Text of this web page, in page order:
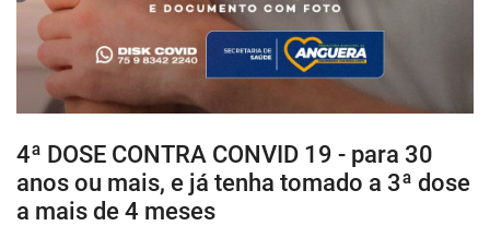
4ª DOSE CONTRA CONVID 19 - para 30
anos ou mais, e já tenha tomado a 3ª dose
a mais de 4 meses